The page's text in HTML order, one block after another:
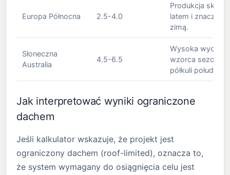
Europa Północna 2.5-4.0
Produkcja
latem i znacznie
zimą.
Słoneczna
Australia
4.5-6.5
Wysoka
wzorca
półkuli
Jak interpretować wyniki ograniczone
dachem
Jeśli kalkulator wskazuje, że projekt jest
ograniczony dachem (roof-limited), oznacza to,
że system wymagany do osiągnięcia celu jest